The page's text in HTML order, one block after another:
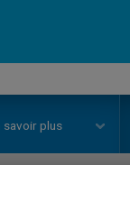
savoir plus